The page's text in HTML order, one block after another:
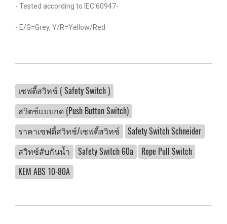
- Tested according to IEC 60947-
- E/G=Grey, Y/R=Yellow/Red
เซฟตี้สวิทช์ ( Safety Switch )
สวิตช์แบบกด (Push Button Switch)
ราคาเซฟตี้สวิทช์/เซฟตี้สวิทช์
Safety Switch Schneider
สวิทซ์สับกันน้ำ
Safety Switch 60a
Rope Pull Switch
KEM ABS 10-80A